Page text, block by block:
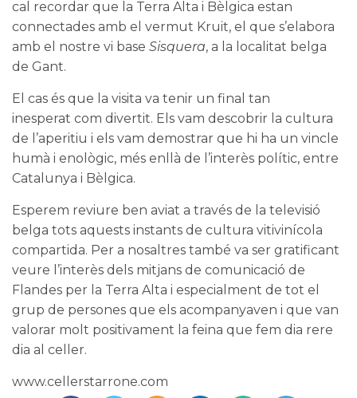
cal recordar que la Terra Alta i Bèlgica estan
connectades amb el vermut Kruit, el que s’elabora
amb el nostre vi base Sisquera, a la localitat belga
de Gant.
El cas és que la visita va tenir un final tan
inesperat com divertit. Els vam descobrir la cultura
de l’aperitiu i els vam demostrar que hi ha un vincle
humà i enològic, més enllà de l’interès polític, entre
Catalunya i Bèlgica.
Esperem reviure ben aviat a través de la televisió
belga tots aquests instants de cultura vitivinícola
compartida. Per a nosaltres també va ser gratificant
veure l’interès dels mitjans de comunicació de
Flandes per la Terra Alta i especialment de tot el
grup de persones que els acompanyaven i que van
valorar molt positivament la feina que fem dia rere
dia al celler.
www.cellerstarrone.com